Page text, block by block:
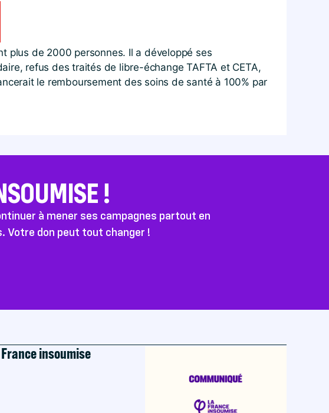
plus de 2000 personnes. Il a développé ses
refus des traités de libre-échange TAFTA et CETA,
le remboursement des soins de santé à 100% par
!
à mener ses campagnes partout en
Votre don peut tout changer !
insoumise